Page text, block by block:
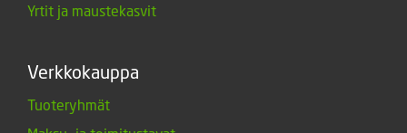
Yrtit ja maustekasvit
Verkkokauppa
Tuoteryhmät